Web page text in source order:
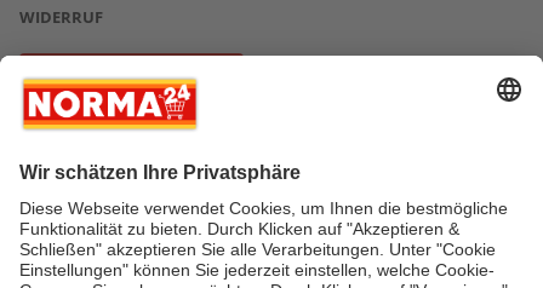
WIDERRUF
Vertrag widerrufen